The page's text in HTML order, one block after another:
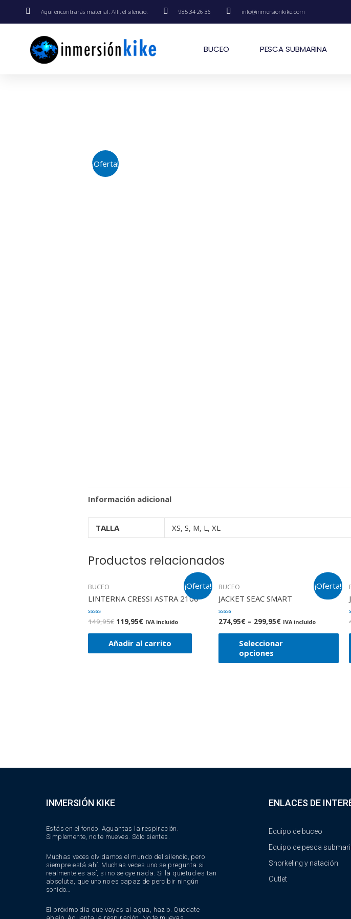
Aquí encontrarás material. Allí, el silencio. 985 34 26 36 info@inmersionkike.com
BUCEO PESCA SUBMARINA
¡Oferta!
Información adicional
TALLA XS, S, M, L, XL
Productos relacionados
¡Oferta!
BUCEO
LINTERNA CRESSI ASTRA 2100
Valorado
0
149,95€ 119,95€ IVA incluido
Añadir al carrito
¡Oferta!
BUCEO
JACKET SEAC SMART
Valorado
0
274,95€ – 299,95€ IVA incluido
Seleccionar
opciones
INMERSIÓN KIKE
Estás en el fondo. Aguantas la respiración.
Simplemente, no te mueves. Sólo sientes.
Muchas veces olvidamos el mundo del silencio, pero
siempre está ahí. Muchas veces uno se pregunta si
realmente es así, si no se oye nada. Si la quietud es tan
absoluta, que uno no es capaz de percibir ningún
sonido…
El próximo día que vayas al agua, hazlo. Quédate
ENLACES DE
Equipo de buceo
Equipo de pesca
Snorkeling y natación
Outlet